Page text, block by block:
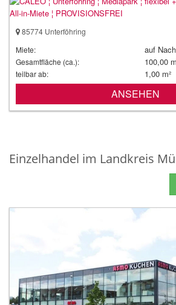
85774 Unterföhring
Miete:
auf
Gesamtfläche (ca.): 100,00
teilbar ab: 1,00 m²
ANSEHEN
Einzelhandel im Landkreis